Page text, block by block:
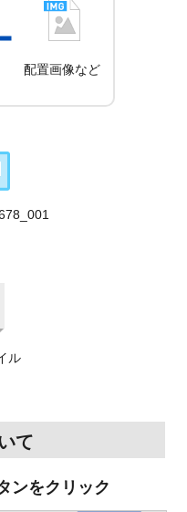
配置画像など
ル
て
ンをクリック